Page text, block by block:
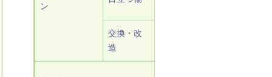
ン
交換・改
造